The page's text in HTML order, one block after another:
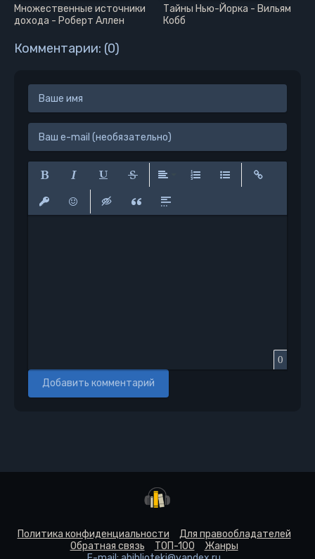
Множественные источники
дохода - Роберт Аллен
Тайны Нью-Йорка - Вильям
Кобб
Комментарии: (0)
Полужирный Подчеркнутый
ЗачеркнутыйВыравнивание
0
Добавить комментарий
Политика конфиденциальности
Для правообладателей
Обратная связь
ТОП-100
Жанры